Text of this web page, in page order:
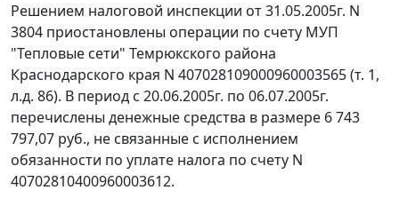
Решением налоговой инспекции от 31.05.2005г. N
3804 приостановлены операции по счету МУП
"Тепловые сети" Темрюкского района
Краснодарского края N 407028109000960003565 (т. 1,
л.д. 86). В период с 20.06.2005г. по 06.07.2005г.
перечислены денежные средства в размере 6 743
797,07 руб., не связанные с исполнением
обязанности по уплате налога по счету N
40702810400960003612.